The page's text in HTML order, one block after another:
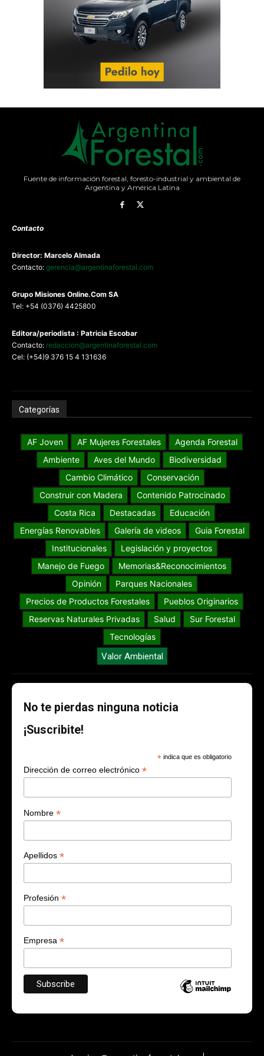
Fuente de información forestal, foresto-industrial y ambiental de
Argentina y América Latina
Contacto
Director: Marcelo Almada
Contacto: gerencia@argentinaforestal.com
Grupo Misiones Online.Com SA
Tel: +54 (0376) 4425800
Editora/periodista : Patricia Escobar
Contacto: redaccion@argentinaforestal.com
Cel: (+54)9 376 15 4 131636
Categorías
AF Joven AF Mujeres Forestales
Agenda Forestal
Ambiente
Aves del Mundo
Biodiversidad
Cambio Climático
Conservación
Construir con Madera
Contenido Patrocinado
Costa Rica
Destacadas
Educación
Energías Renovables
Galería de videos
Guia Forestal
Institucionales
Legislación y proyectos
Manejo de Fuego
Memorias&Reconocimientos
Opinión
Parques Nacionales
Precios de Productos Forestales
Pueblos Originarios
Reservas Naturales Privadas
Salud
Sur Forestal
Tecnologías
Valor Ambiental
No te pierdas ninguna noticia
¡Suscribite!
* indica que es obligatorio
Dirección de correo electrónico *
Nombre *
Apellidos *
Profesión *
Empresa *